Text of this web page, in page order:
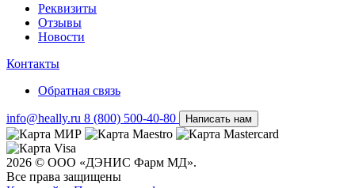
Реквизиты
Отзывы
Новости
Контакты
Обратная связь
info@heally.ru 8 (800) 500-40-80 Написать нам
2026 © ООО «ДЭНИС Фарм МД».
Все права защищены